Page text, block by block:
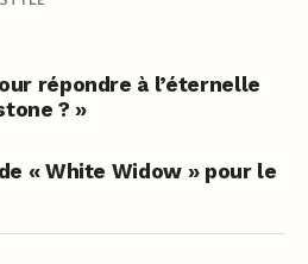
répondre à l’éternelle
? »
« White Widow » pour le